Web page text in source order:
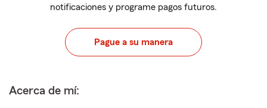
notificaciones y programe pagos futuros.
Pague a su manera
Acerca de mí: